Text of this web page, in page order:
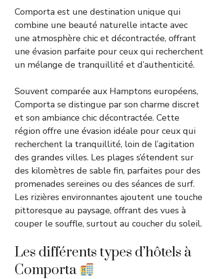
Comporta est une destination unique qui
combine une beauté naturelle intacte avec
une atmosphère chic et décontractée, offrant
une évasion parfaite pour ceux qui recherchent
un mélange de tranquillité et d’authenticité.
Souvent comparée aux Hamptons européens,
Comporta se distingue par son charme discret
et son ambiance chic décontractée. Cette
région offre une évasion idéale pour ceux qui
recherchent la tranquillité, loin de l’agitation
des grandes villes. Les plages s’étendent sur
des kilomètres de sable fin, parfaites pour des
promenades sereines ou des séances de surf.
Les rizières environnantes ajoutent une touche
pittoresque au paysage, offrant des vues à
couper le souffle, surtout au coucher du soleil.
Les différents types d’hôtels à
Comporta